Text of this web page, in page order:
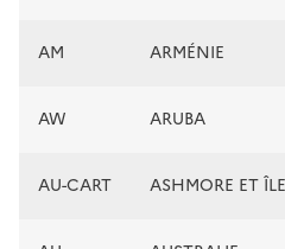
AM ARMÉNIE
AW ARUBA
AU-CART ASHMORE ET